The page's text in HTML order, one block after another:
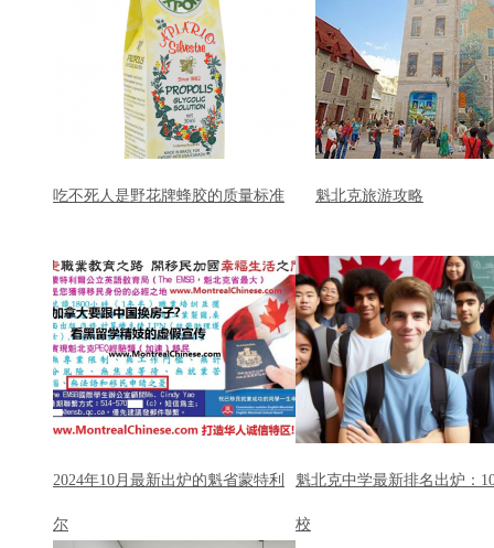
吃不死人是野花牌蜂胶的质量标准 魁北克旅游攻略
2024年10月最新出炉的魁省蒙特利
尔
魁北克中学最新排名出炉：
校